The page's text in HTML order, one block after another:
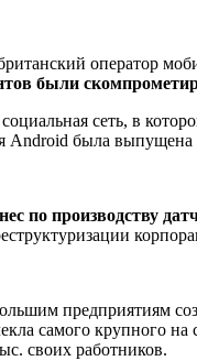
оператор
были
сеть, в
Android была выпущена
по производству
предприятиям
самого крупного
своих работников.